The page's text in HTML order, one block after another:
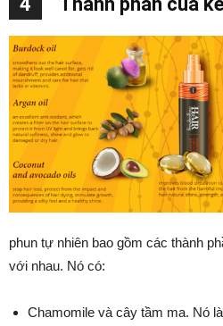
phun tự nhiên bao gồm các thành
với nhau. Nó có:
Chamomile và cây tầm ma. Nó